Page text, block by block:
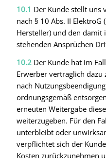
10.1 Der Kunde stellt uns
nach § 10 Abs. II
Hersteller) und den damit
stehenden Ansprüchen
10.2 Der Kunde hat im
Erwerber vertraglich
nach
ordnungsgemäß
erneuten Weitergabe
weiterzugeben. Für den
unterbleibt oder
verpflichtet sich der
Kosten zurückzunehmen